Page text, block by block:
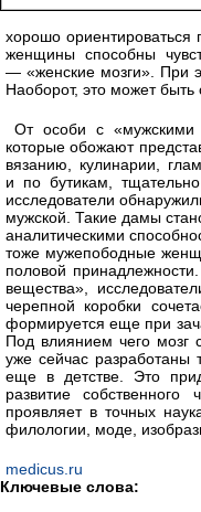
хорошо ориентироваться
женщины способны
— «женские мозги». При
Наоборот, это может
От особи с «мужскими
которые обожают
вязанию, кулинарии,
и по бутикам,
исследователи
мужской. Такие дамы
аналитическими
тоже мужепободные
половой
вещества»,
черепной коробки
формируется еще при
Под влиянием чего мозг
уже сейчас разработаны
еще в детстве. Это
развитие
проявляет в точных
филологии, моде,
medicus.ru
Ключевые слова: